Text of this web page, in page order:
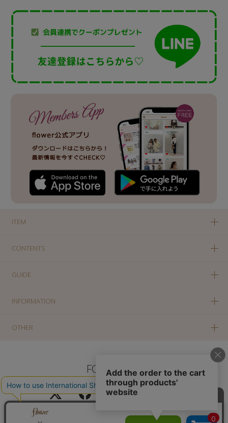
ITEM
CONTENTS
GUIDE
INFORMATION
OTHER
FOLLOW US
PC版に切り替え